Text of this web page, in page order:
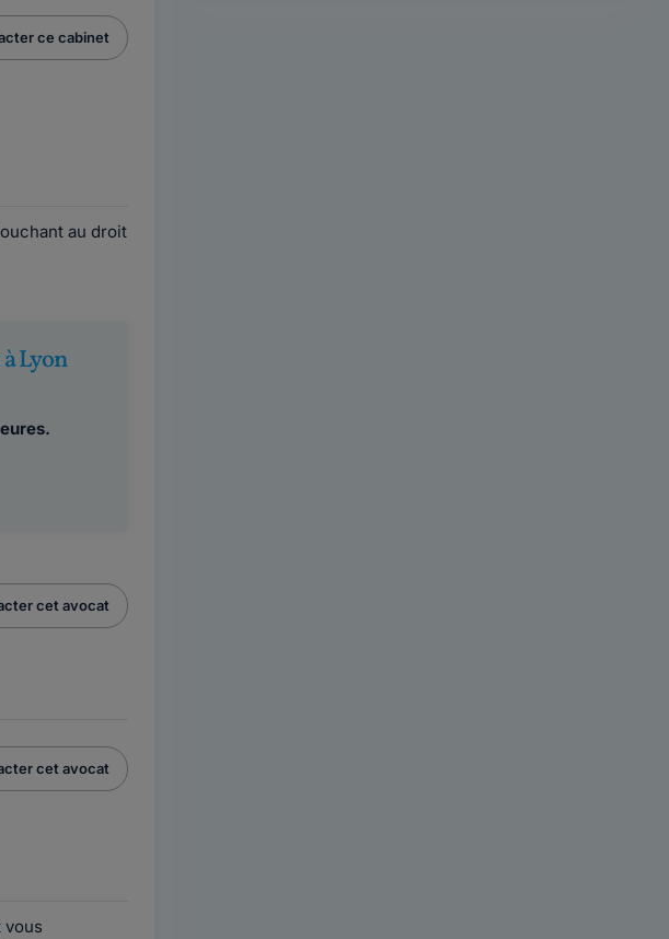
ce cabinet
au droit
Lyon
cet avocat
cet avocat
vous